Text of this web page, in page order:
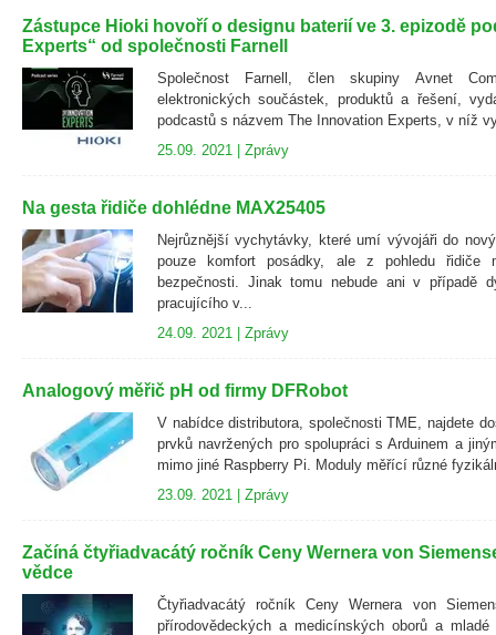
Zástupce Hioki hovoří o designu baterií ve 3. epizodě
Experts“ od společnosti Farnell
Společnost Farnell, člen skupiny Avnet
elektronických součástek, produktů a řešení,
podcastů s názvem The Innovation Experts, v níž
25.09. 2021 | Zprávy
Na gesta řidiče dohlédne MAX25405
Nejrůznější vychytávky, které umí vývojáři do
pouze komfort posádky, ale z pohledu
bezpečnosti. Jinak tomu nebude ani v případě
pracujícího v...
24.09. 2021 | Zprávy
Analogový měřič pH od firmy DFRobot
V nabídce distributora, společnosti TME, najdete
prvků navržených pro spolupráci s Arduinem a
mimo jiné Raspberry Pi. Moduly měřící různé
23.09. 2021 | Zprávy
Začíná čtyřiadvacátý ročník Ceny Wernera von
vědce
Čtyřiadvacátý ročník Ceny Wernera von
přírodovědeckých a medicínských oborů a